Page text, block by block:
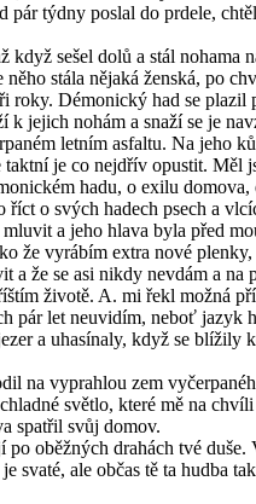
pár týdny poslal do prdele,
když sešel dolů a stál nohama
stála nějaká ženská, po
roky. Démonický had se plazil
jejich nohám a snaží se je
letním asfaltu. Na jeho
je co nejdřív opustit. Měl
hadu, o exilu domova,
o svých hadech psech a
a jeho hlava byla před
že vyrábím extra nové
a že se asi nikdy nevdám a na
životě. A. mi řekl možná
pár let neuvidím, neboť jazyk
a uhasínaly, když se blížily
na vyprahlou zem
světlo, které mě na
spatřil svůj domov.
oběžných drahách tvé duše.
svaté, ale občas tě ta hudba